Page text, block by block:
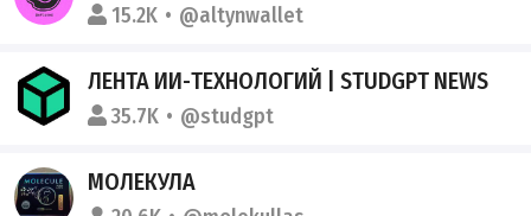
15.2K @altynwallet
ЛЕНТА ИИ-ТЕХНОЛОГИЙ | STUDGPT NEWS
35.7K @studgpt
МОЛЕКУЛА